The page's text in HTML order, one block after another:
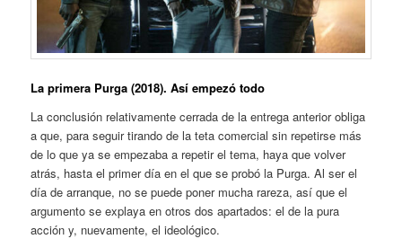
La primera Purga (2018). Así empezó todo
La conclusión relativamente cerrada de la entrega anterior obliga
a que, para seguir tirando de la teta comercial sin repetirse más
de lo que ya se empezaba a repetir el tema, haya que volver
atrás, hasta el primer día en el que se probó la Purga. Al ser el
día de arranque, no se puede poner mucha rareza, así que el
argumento se explaya en otros dos apartados: el de la pura
acción y, nuevamente, el ideológico.